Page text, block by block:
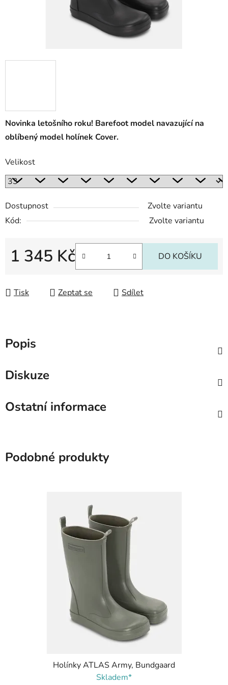
Novinka letošního roku! Barefoot model navazující na
oblíbený model holínek Cover.
Velikost
Dostupnost
Zvolte variantu
Kód:
Zvolte variantu
1 345 Kč DO KOŠÍKU
Tisk Zeptat se Sdílet
Popis
Diskuze
Ostatní informace
Podobné produkty
Holínky ATLAS Army, Bundgaard
Skladem*